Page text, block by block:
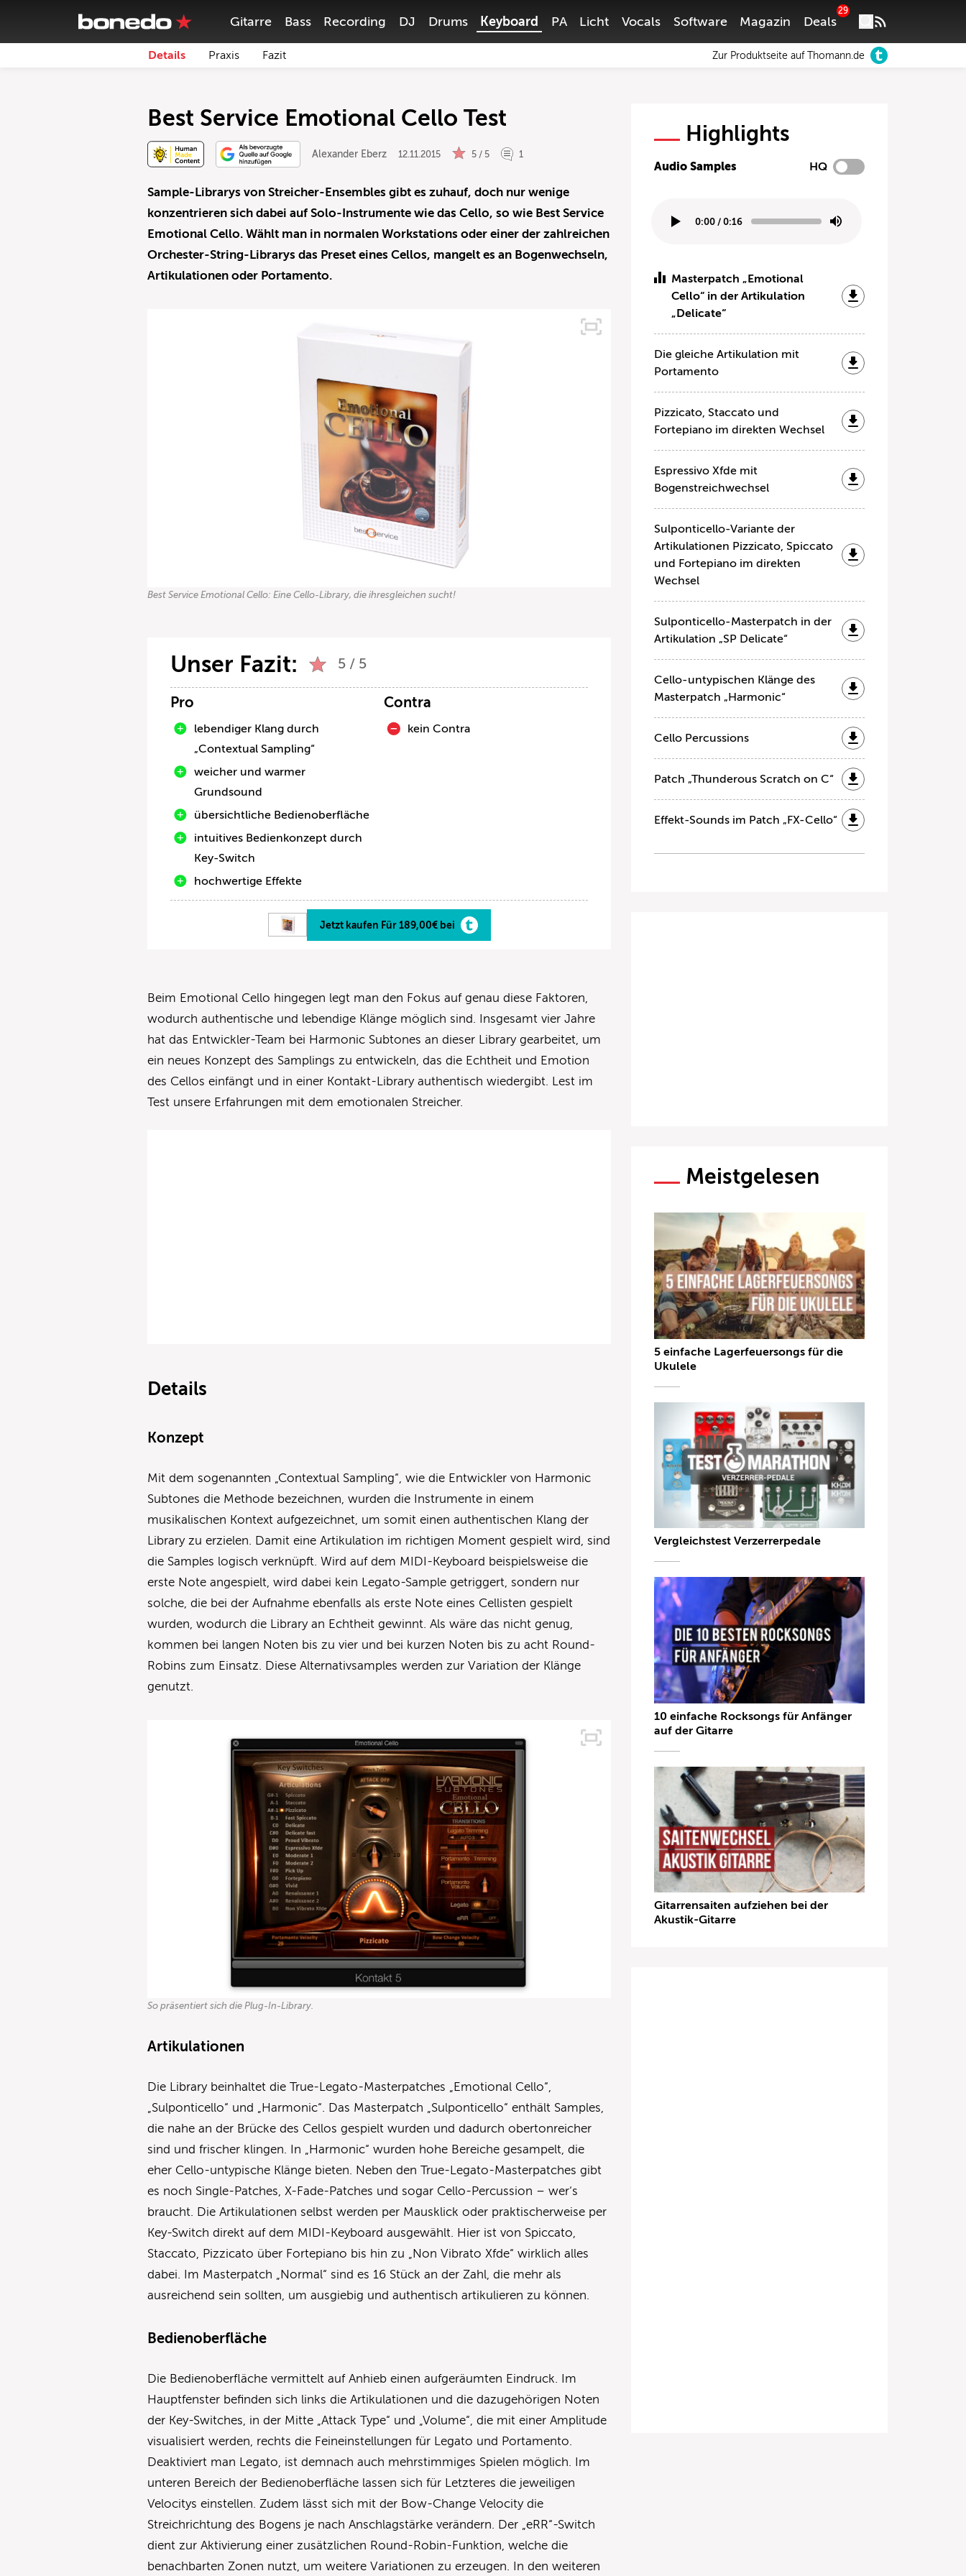
Gitarre Bass Recording DJ Drums Keyboard PA Licht Vocals Software Magazin Deals
29
Details Praxis Fazit Zur Produktseite auf Thomann.de
Best Service Emotional Cello Test
Alexander Eberz 12.11.2015 5 / 5 1
Sample-Librarys von Streicher-Ensembles gibt es zuhauf, doch nur wenige
konzentrieren sich dabei auf Solo-Instrumente wie das Cello, so wie Best Service
Emotional Cello. Wählt man in normalen Workstations oder einer der zahlreichen
Orchester-String-Librarys das Preset eines Cellos, mangelt es an Bogenwechseln,
Artikulationen oder Portamento.
Best Service Emotional Cello: Eine Cello-Library, die ihresgleichen sucht!
Unser Fazit: 5 / 5
Pro
lebendiger Klang durch
„Contextual Sampling“
weicher und warmer
Grundsound
übersichtliche Bedienoberfläche
intuitives Bedienkonzept durch
Key-Switch
hochwertige Effekte
Contra
kein Contra
Jetzt kaufen Für 189,00€ bei
Beim Emotional Cello hingegen legt man den Fokus auf genau diese Faktoren,
wodurch authentische und lebendige Klänge möglich sind. Insgesamt vier Jahre
hat das Entwickler-Team bei Harmonic Subtones an dieser Library gearbeitet, um
ein neues Konzept des Samplings zu entwickeln, das die Echtheit und Emotion
des Cellos einfängt und in einer Kontakt-Library authentisch wiedergibt. Lest im
Test unsere Erfahrungen mit dem emotionalen Streicher.
Details
Konzept
Mit dem sogenannten „Contextual Sampling“, wie die Entwickler von Harmonic
Subtones die Methode bezeichnen, wurden die Instrumente in einem
musikalischen Kontext aufgezeichnet, um somit einen authentischen Klang der
Library zu erzielen. Damit eine Artikulation im richtigen Moment gespielt wird, sind
die Samples logisch verknüpft. Wird auf dem MIDI-Keyboard beispielsweise die
erste Note angespielt, wird dabei kein Legato-Sample getriggert, sondern nur
solche, die bei der Aufnahme ebenfalls als erste Note eines Cellisten gespielt
wurden, wodurch die Library an Echtheit gewinnt. Als wäre das nicht genug,
kommen bei langen Noten bis zu vier und bei kurzen Noten bis zu acht Round-
Robins zum Einsatz. Diese Alternativsamples werden zur Variation der Klänge
genutzt.
So präsentiert sich die Plug-In-Library.
Artikulationen
Die Library beinhaltet die True-Legato-Masterpatches „Emotional Cello“,
„Sulponticello“ und „Harmonic“. Das Masterpatch „Sulponticello“ enthält Samples,
die nahe an der Brücke des Cellos gespielt wurden und dadurch obertonreicher
sind und frischer klingen. In „Harmonic“ wurden hohe Bereiche gesampelt, die
eher Cello-untypische Klänge bieten. Neben den True-Legato-Masterpatches gibt
es noch Single-Patches, X-Fade-Patches und sogar Cello-Percussion – wer‘s
braucht. Die Artikulationen selbst werden per Mausklick oder praktischerweise per
Key-Switch direkt auf dem MIDI-Keyboard ausgewählt. Hier ist von Spiccato,
Staccato, Pizzicato über Fortepiano bis hin zu „Non Vibrato Xfde“ wirklich alles
dabei. Im Masterpatch „Normal“ sind es 16 Stück an der Zahl, die mehr als
ausreichend sein sollten, um ausgiebig und authentisch artikulieren zu können.
Bedienoberfläche
Die Bedienoberfläche vermittelt auf Anhieb einen aufgeräumten Eindruck. Im
Hauptfenster befinden sich links die Artikulationen und die dazugehörigen Noten
der Key-Switches, in der Mitte „Attack Type“ und „Volume“, die mit einer Amplitude
visualisiert werden, rechts die Feineinstellungen für Legato und Portamento.
Deaktiviert man Legato, ist demnach auch mehrstimmiges Spielen möglich. Im
unteren Bereich der Bedienoberfläche lassen sich für Letzteres die jeweiligen
Velocitys einstellen. Zudem lässt sich mit der Bow-Change Velocity die
Streichrichtung des Bogens je nach Anschlagstärke verändern. Der „eRR“-Switch
dient zur Aktivierung einer zusätzlichen Round-Robin-Funktion, welche die
benachbarten Zonen nutzt, um weitere Variationen zu erzeugen. In den weiteren
Highlights
Audio Samples HQ
0:00 / 0:16
Masterpatch „Emotional
Cello“ in der Artikulation
„Delicate“
Die gleiche Artikulation mit
Portamento
Pizzicato, Staccato und
Fortepiano im direkten Wechsel
Espressivo Xfde mit
Bogenstreichwechsel
Sulponticello-Variante der
Artikulationen Pizzicato, Spiccato
und Fortepiano im direkten
Wechsel
Sulponticello-Masterpatch in der
Artikulation „SP Delicate“
Cello-untypischen Klänge des
Masterpatch „Harmonic“
Cello Percussions
Patch „Thunderous Scratch on C“
Effekt-Sounds im Patch „FX-Cello“
Meistgelesen
5 einfache Lagerfeuersongs für die
Ukulele
Vergleichstest Verzerrerpedale
10 einfache Rocksongs für Anfänger
auf der Gitarre
Gitarrensaiten aufziehen bei der
Akustik-Gitarre